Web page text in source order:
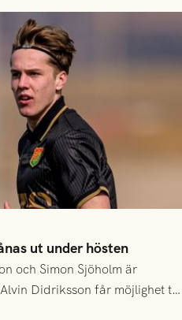
ut under hösten
och Simon Sjöholm är
Didriksson får möjlighet till